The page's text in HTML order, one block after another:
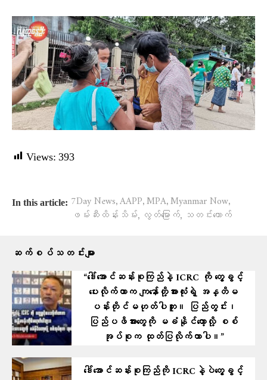
Views: 393
In this article: 7Day News,AAPP,MPA,Myanmar Now,
ဖမ်းဆီးထိန်းသိမ်း, လွတ်​မြောက်, သတင်း​​​ထောက်
ဆက်စပ်သတင်းများ
“ဒေါ်အောင်ဆန်းစုကြည်နဲ့ ICRC ကို တွေ့ခွင့်
ပေးလိုက်တာက ကျနော်တို့အားလုံးရဲ့ အန္တိမ
ပန်းတိုင်မဟုတ်ပါဘူး။ ပြည်တွင်း၊
ပြည်ပဖိအားတွေကို မခံနိုင်တော့လို့ စစ်
အုပ်စုက ထုတ်ပြလိုက်တာပါ။”
ဒေါ်​အောင်ဆန်းစုကြည်ကို ICRCနဲ့ပဲတွေ့ခွင့်